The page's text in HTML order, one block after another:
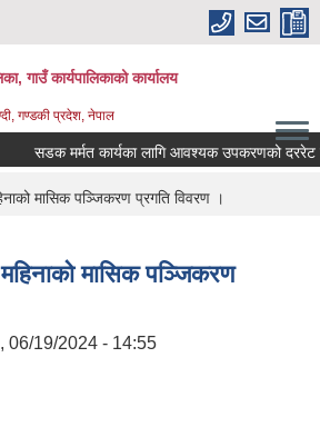
गाउँ कार्यपालिकाको कार्यालय
गण्डकी प्रदेश, नेपाल
सडक मर्मत कार्यका लागि आवश्यक उपकरणको दररेट
मासिक पञ्जिकरण प्रगति विवरण ।
मासिक पञ्जिकरण
06/19/2024 - 14:55